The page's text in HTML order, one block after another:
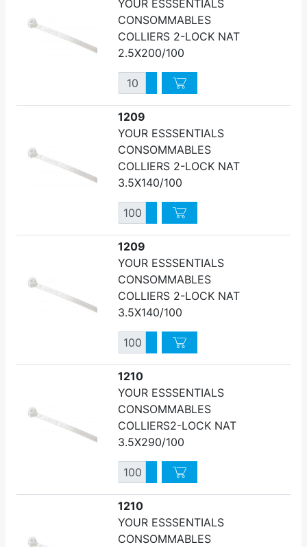
YOUR ESSSENTIALS
CONSOMMABLES
COLLIERS 2-LOCK NAT
2.5X200/100
QuantitéAugmenter quantité
Diminuer quantité
1209
YOUR ESSSENTIALS
CONSOMMABLES
COLLIERS 2-LOCK NAT
3.5X140/100
QuantitéAugmenter quantité
Diminuer quantité
1209
YOUR ESSSENTIALS
CONSOMMABLES
COLLIERS 2-LOCK NAT
3.5X140/100
QuantitéAugmenter quantité
Diminuer quantité
1210
YOUR ESSSENTIALS
CONSOMMABLES
COLLIERS2-LOCK NAT
3.5X290/100
QuantitéAugmenter quantité
Diminuer quantité
1210
YOUR ESSSENTIALS
CONSOMMABLES